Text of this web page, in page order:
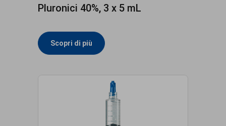
Pluronici 40%, 3 x 5 mL
Scopri di più